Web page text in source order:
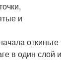
и
откиньте
в один слой и